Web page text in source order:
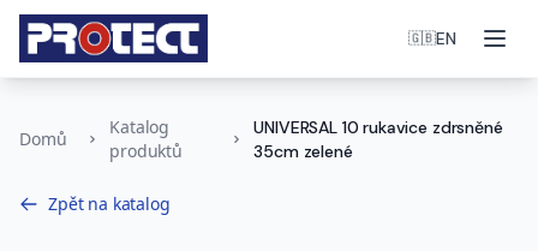
🇬🇧EN
Domů
Katalog
produktů
UNIVERSAL 10 rukavice zdrsněné
35cm zelené
Zpět na katalog